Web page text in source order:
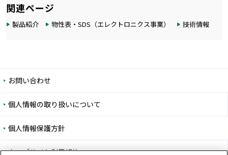
関連ページ
製品紹介 物性表・SDS（エレクトロニクス事業） 技術情報
お問い合わせ
個人情報の取り扱いについて
個人情報保護方針
ウェブサイト利用規約